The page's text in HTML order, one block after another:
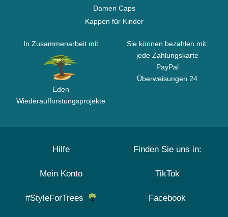
Damen Caps
Kappen für Kinder
In Zusammenarbeit mit
Eden
Wiederaufforstungsprojekte
Sie können bezahlen mit:
jede Zahlungskarte
PayPal
Überweisungen 24
Hilfe
Mein Konto
#StyleForTrees
Finden Sie uns in:
TikTok
Facebook